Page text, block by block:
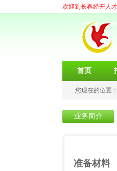
欢迎到长春经开人才
首页
您现在的位置：
业务简介
准备材料